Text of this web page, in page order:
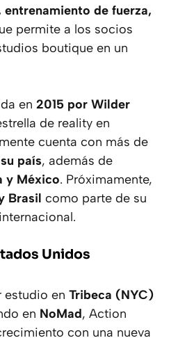
entrenamiento de fuerza,
permite a los socios
boutique en un
en 2015 por Wilder
de reality en
cuenta con más de
país, además de
y México. Próximamente,
Brasil como parte de su
Unidos
estudio en Tribeca (NYC)
en NoMad, Action
con una nueva